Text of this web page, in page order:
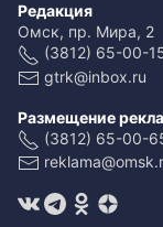
Редакция
Омск, пр. Мира, 2
(3812) 65-00-
gtrk@inbox.ru
Размещение
(3812) 65-00-